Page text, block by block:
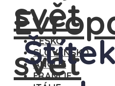
ČESKO
SLOVENSKO
ANGLIE
FRANCIE